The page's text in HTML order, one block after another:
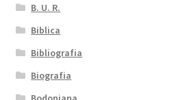
B. U. R.
Biblica
Bibliografia
Biografia